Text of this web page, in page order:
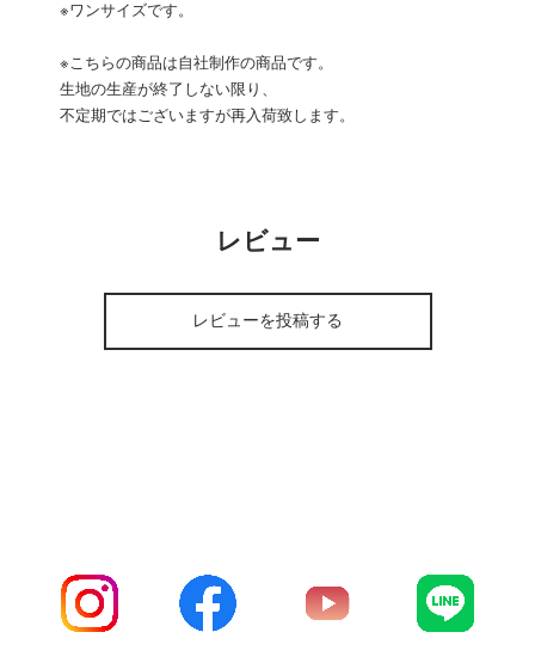
※ワンサイズです。
※こちらの商品は自社制作の商品です。
生地の生産が終了しない限り、
不定期ではございますが再入荷致します。
レビュー
レビューを投稿する